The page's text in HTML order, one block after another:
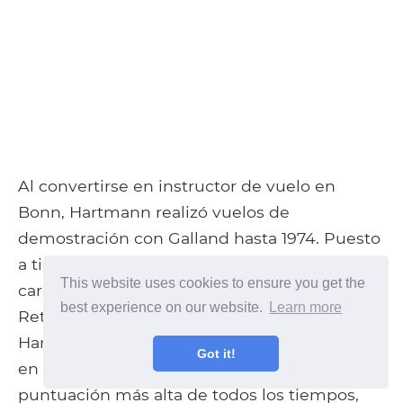
This website uses cookies to ensure you get the
best experience on our website.
Learn more
Got it!
Al convertirse en instructor de vuelo en
Bonn, Hartmann realizó vuelos de
demostración con Galland hasta 1974. Puesto
a tierra en 1980 debido a problemas
cardíacos, volvió a volar tres años después.
Retirándose cada vez más de la vida pública,
Hartmann murió el 20 de septiembre de 1993
en Weil im Schönbuch. El as con la
puntuación más alta de todos los tiempos,